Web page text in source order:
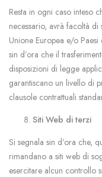
Resta in ogni caso inteso
necessario, avrà facoltà
Unione Europea e/o Paesi
sin d’ora che il
disposizioni di legge
garantiscano un livello di
clausole contrattuali
Siti Web di terzi
Si segnala sin d’ora che,
rimandano a siti web di
esercitare alcun controllo